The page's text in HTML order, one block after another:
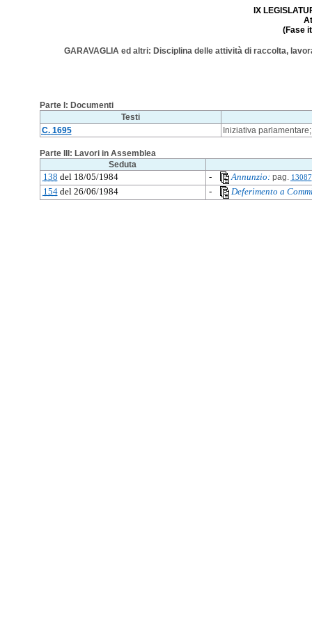
IX
(Fase
GARAVAGLIA ed altri: Disciplina delle attività di raccolta,
Parte I: Documenti
Testi
C. 1695
Iniziativa
Parte III: Lavori in Assemblea
Seduta
138 del 18/05/1984 - Annunzio:pag. 13087
154del 26/06/1984 - Deferimento a